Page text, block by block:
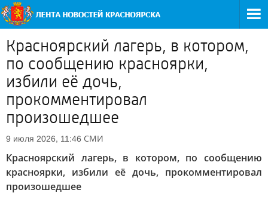
Красноярский лагерь, в котором,
по сообщению красноярки,
избили её дочь,
прокомментировал
произошедшее
9 июля 2026, 11:46 СМИ
Красноярский лагерь, в котором, по сообщению
красноярки, избили её дочь, прокомментировал
произошедшее